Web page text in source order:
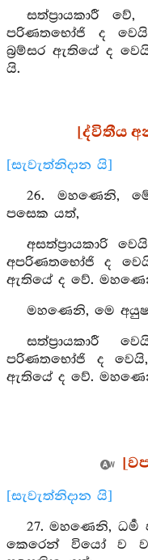
සත්ප්‍රායකාරී
පරිණතභෝජි ද
බ්‍රම්සර ඇතියේ ද
යි.
[ද්විතීය
[සැවැත්නිදාන යි]
26. මහණෙනි,
පසෙක යත්,
අසත්ප්‍රායකාරි
අපරිණතභෝජි ද
ඇතියේ ද වේ.
මහණෙනි, මෙ
සත්ප්‍රායකාරී
පරිණතභෝජි ද
ඇතියේ ද වේ.
[සැවැත්නිදාන යි]
27. මහණෙනි,
කෙරෙන් වියෝ ව